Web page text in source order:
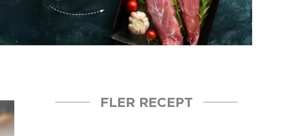
FLER RECEPT